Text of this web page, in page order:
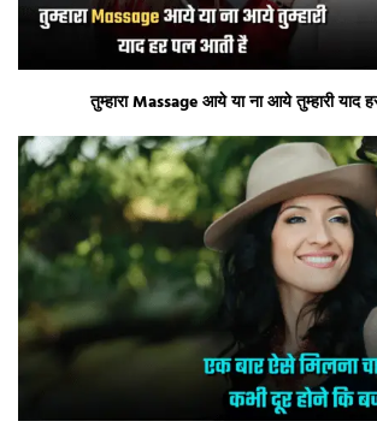
तुम्हारा Massage आये या ना आये तुम्हारी याद